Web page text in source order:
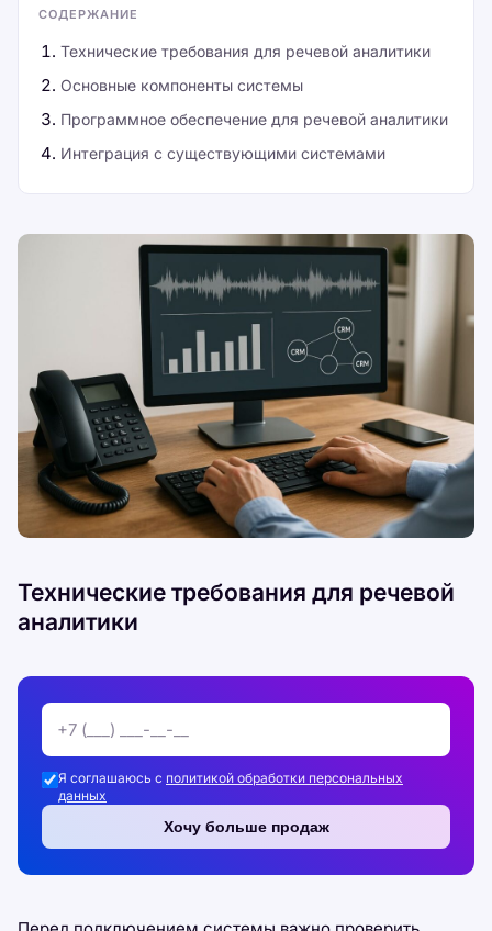
СОДЕРЖАНИЕ
Технические требования для речевой аналитики
Основные компоненты системы
Программное обеспечение для речевой аналитики
Интеграция с существующими системами
Технические требования для речевой
аналитики
Я соглашаюсь с политикой обработки персональных
данных
Хочу больше продаж